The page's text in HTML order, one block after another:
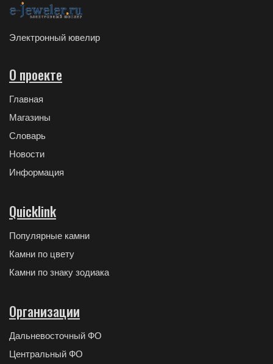
Электронный ювелир
О проекте
Главная
Магазины
Словарь
Новости
Информация
Quicklink
Популярные камни
Камни по цвету
Камни по знаку зодиака
Организации
Дальневосточный ФО
Центральный ФО